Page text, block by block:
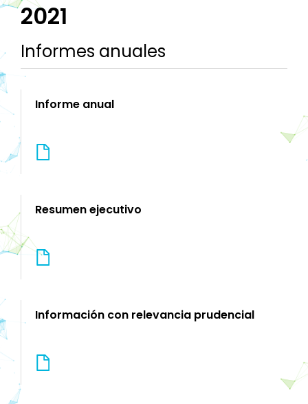
2021
Informes anuales
Informe anual
Resumen ejecutivo
Información con relevancia prudencial